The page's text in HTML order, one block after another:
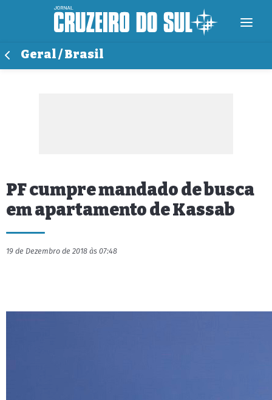
Geral / Brasil
PF cumpre mandado de busca
em apartamento de Kassab
19 de Dezembro de 2018 às 07:48